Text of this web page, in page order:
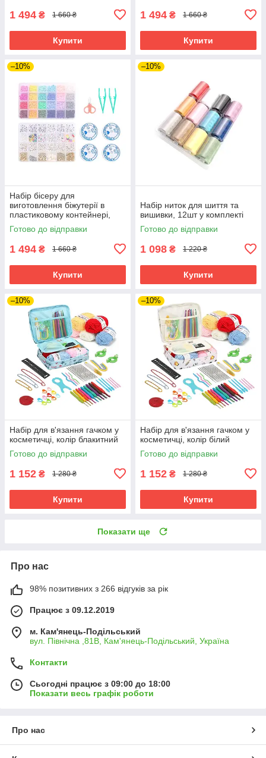
1 494 ₴ 1 660 ₴
Купити
1 494 ₴ 1 660 ₴
Купити
–10%
Набір бісеру для
виготовлення біжутерії в
пластиковому контейнері,
набір №5
Готово до відправки
1 494 ₴ 1 660 ₴
Купити
–10%
Набір ниток для шиття та
вишивки, 12шт у комплекті
Готово до відправки
1 098 ₴ 1 220 ₴
Купити
–10%
Набір для в'язання гачком у
косметичці, колір блакитний
Готово до відправки
1 152 ₴ 1 280 ₴
Купити
–10%
Набір для в'язання гачком у
косметичці, колір білий
Готово до відправки
1 152 ₴ 1 280 ₴
Купити
Показати ще
Про нас
98% позитивних з 266 відгуків за рік
Працює з 09.12.2019
м. Кам'янець-Подільський
вул. Північна ,81В, Кам'янець-Подільський, Україна
Контакти
Сьогодні працює з 09:00 до 18:00
Показати весь графік роботи
Про нас